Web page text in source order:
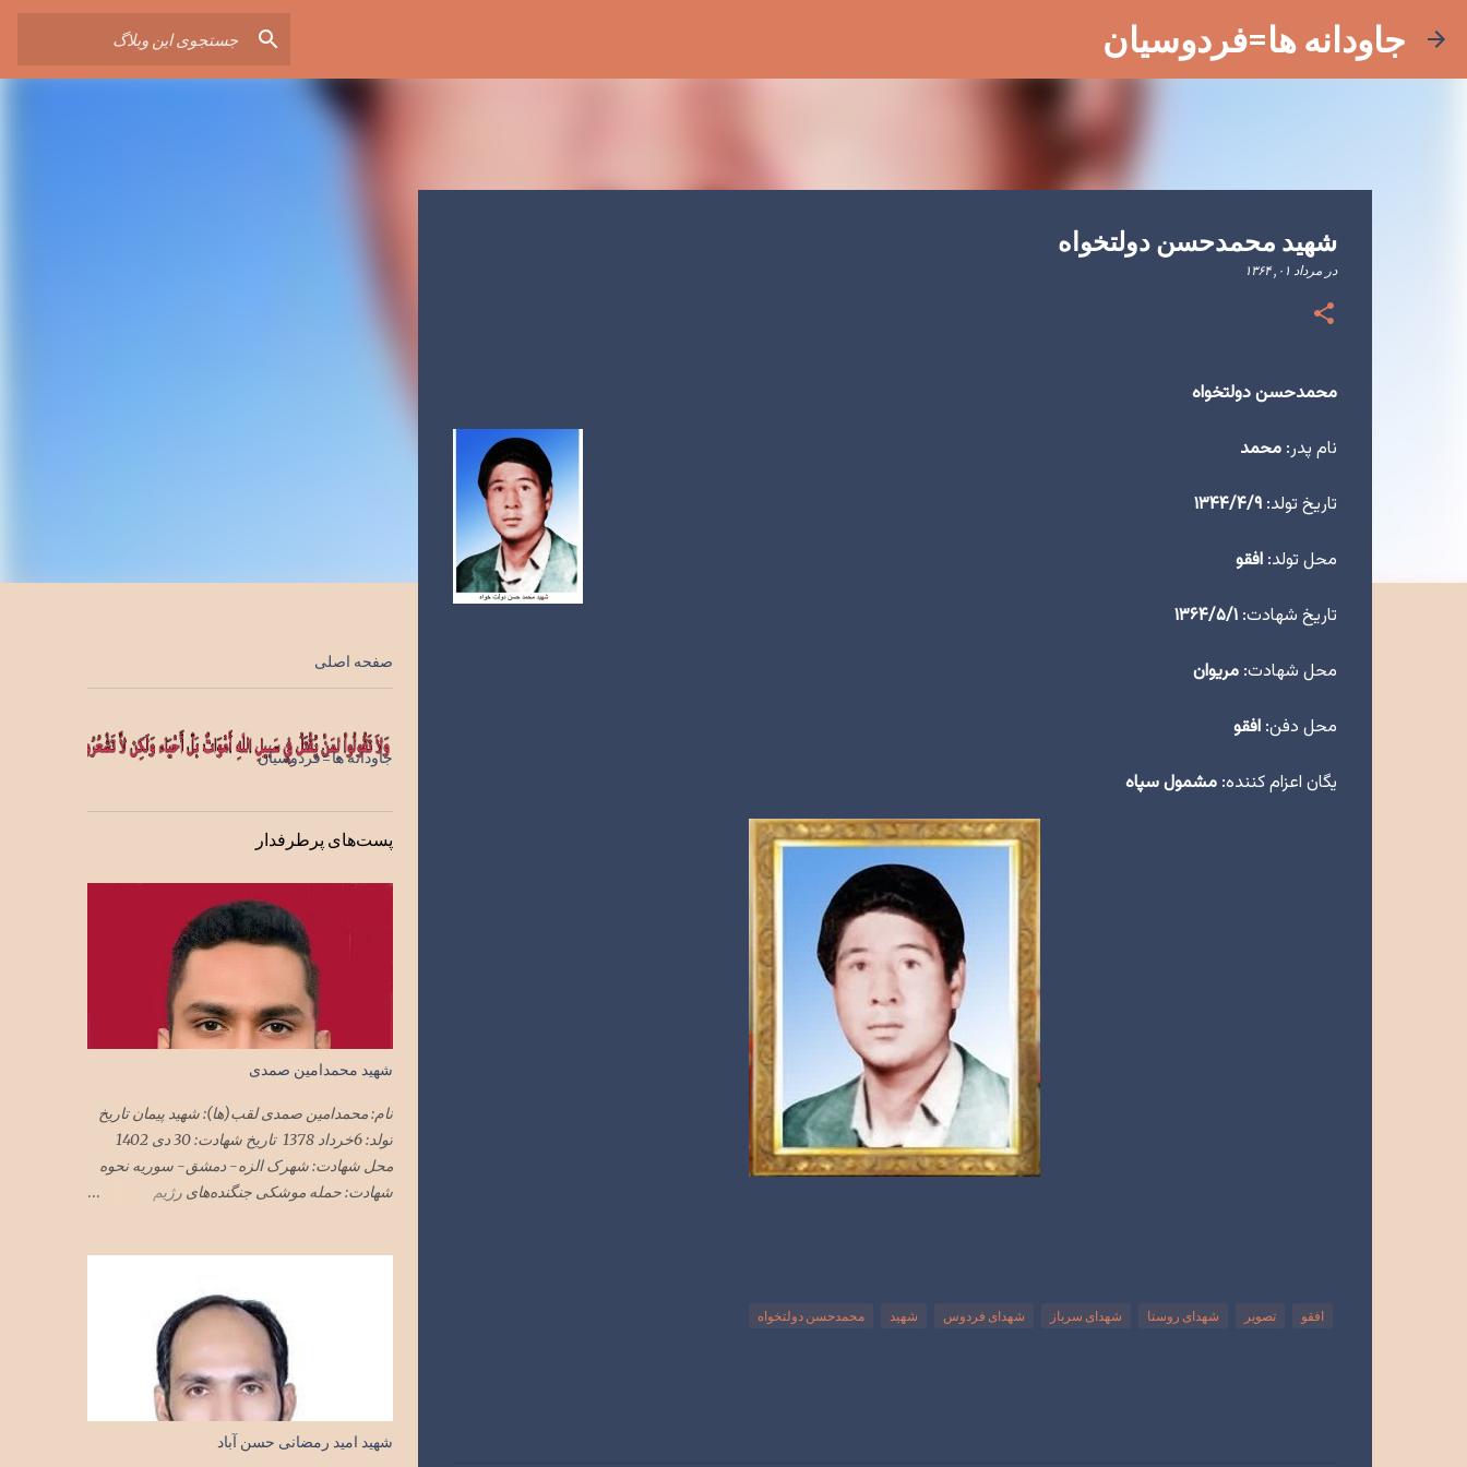
جاودانه ها=فردوسیان
شهید محمدحسن دولتخواه
درمرداد ۰۱, ۱۳۶۴
محمدحسن دولتخواه
نام پدر:محمد
تاریخ تولد:۱۳۴۴/۴/۹
محل تولد:افقو
تاریخ شهادت:۱۳۶۴/۵/۱
محل شهادت:مریوان
محل دفن:افقو
یگان اعزام کننده:مشمول سپاه
افقو تصویر شهدای روستا شهدای سرباز شهدای فردوس شهید محمدحسن دولتخواه
صفحه اصلی
جاودانه ها=فردوسیان
پست‌های پرطرفدار
شهید محمدامین صمدی
نام: محمدامین صمدی لقب(ها): شهید پیمان تاریخ
تولد: 6خرداد 1378 تاریخ شهادت: 30 دی 1402
محل شهادت: شهرک الزه- دمشق- سوریه نحوه
شهادت: حمله موشکی جنگنده‌های رژیم
شهید امید رمضانی حسن آباد